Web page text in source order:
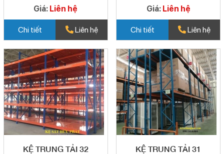
Giá: Liên hệ
Chi tiết Liên hệ
Giá: Liên hệ
Chi tiết Liên hệ
KỆ TRUNG TẢI 32 KỆ TRUNG TẢI 31